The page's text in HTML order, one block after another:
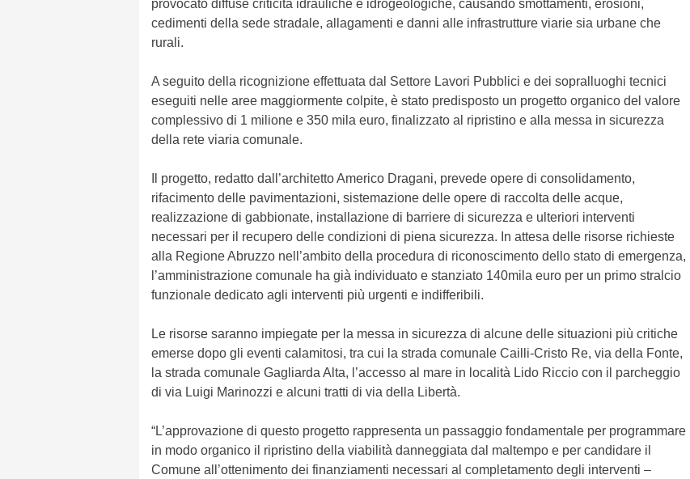
provocato diffuse criticità idrauliche e idrogeologiche, causando smottamenti, erosioni,
cedimenti della sede stradale, allagamenti e danni alle infrastrutture viarie sia urbane che
rurali.
A seguito della ricognizione effettuata dal Settore Lavori Pubblici e dei sopralluoghi tecnici
eseguiti nelle aree maggiormente colpite, è stato predisposto un progetto organico del valore
complessivo di 1 milione e 350 mila euro, finalizzato al ripristino e alla messa in sicurezza
della rete viaria comunale.
Il progetto, redatto dall’architetto Americo Dragani, prevede opere di consolidamento,
rifacimento delle pavimentazioni, sistemazione delle opere di raccolta delle acque,
realizzazione di gabbionate, installazione di barriere di sicurezza e ulteriori interventi
necessari per il recupero delle condizioni di piena sicurezza. In attesa delle risorse richieste
alla Regione Abruzzo nell’ambito della procedura di riconoscimento dello stato di emergenza,
l’amministrazione comunale ha già individuato e stanziato 140mila euro per un primo stralcio
funzionale dedicato agli interventi più urgenti e indifferibili.
Le risorse saranno impiegate per la messa in sicurezza di alcune delle situazioni più critiche
emerse dopo gli eventi calamitosi, tra cui la strada comunale Cailli-Cristo Re, via della Fonte,
la strada comunale Gagliarda Alta, l’accesso al mare in località Lido Riccio con il parcheggio
di via Luigi Marinozzi e alcuni tratti di via della Libertà.
“L’approvazione di questo progetto rappresenta un passaggio fondamentale per programmare
in modo organico il ripristino della viabilità danneggiata dal maltempo e per candidare il
Comune all’ottenimento dei finanziamenti necessari al completamento degli interventi –